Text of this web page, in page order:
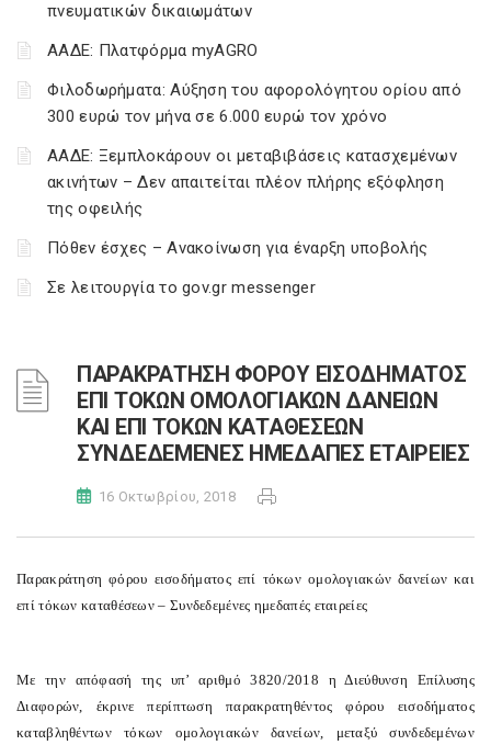
πνευματικών δικαιωμάτων
ΑΑΔΕ: Πλατφόρμα myAGRO
Φιλοδωρήματα: Αύξηση του αφορολόγητου ορίου από
300 ευρώ τον μήνα σε 6.000 ευρώ τον χρόνο
ΑΑΔΕ: Ξεμπλοκάρουν οι μεταβιβάσεις κατασχεμένων
ακινήτων – Δεν απαιτείται πλέον πλήρης εξόφληση
της οφειλής
Πόθεν έσχες – Ανακοίνωση για έναρξη υποβολής
Σε λειτουργία το gov.gr messenger
ΠΑΡΑΚΡΑΤΗΣΗ ΦΟΡΟΥ ΕΙΣΟΔΗΜΑΤΟΣ
ΕΠΙ ΤΟΚΩΝ ΟΜΟΛΟΓΙΑΚΩΝ ΔΑΝΕΙΩΝ
ΚΑΙ ΕΠΙ ΤΟΚΩΝ ΚΑΤΑΘΕΣΕΩΝ
ΣΥΝΔΕΔΕΜΕΝΕΣ ΗΜΕΔΑΠΕΣ ΕΤΑΙΡΕΙΕΣ
16 Οκτωβρίου, 2018
Παρακράτηση φόρου εισοδήματος επί τόκων ομολογιακών δανείων και
επί τόκων καταθέσεων – Συνδεδεμένες ημεδαπές εταιρείες
Με την απόφασή της υπ’ αριθμό 3820/2018 η Διεύθυνση Επίλυσης
Διαφορών, έκρινε περίπτωση παρακρατηθέντος φόρου εισοδήματος
καταβληθέντων τόκων ομολογιακών δανείων, μεταξύ συνδεδεμένων